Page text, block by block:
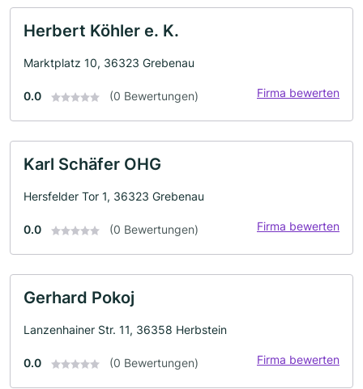
Herbert Köhler e. K.
Marktplatz 10, 36323 Grebenau
0.0 (0 Bewertungen) Firma bewerten
Karl Schäfer OHG
Hersfelder Tor 1, 36323 Grebenau
0.0 (0 Bewertungen) Firma bewerten
Gerhard Pokoj
Lanzenhainer Str. 11, 36358 Herbstein
0.0 (0 Bewertungen) Firma bewerten